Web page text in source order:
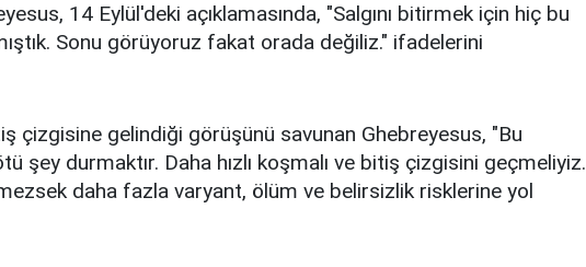
14 Eylül'deki açıklamasında, "Salgını bitirmek için hiç bu
Sonu görüyoruz fakat orada değiliz." ifadelerini
çizgisine gelindiği görüşünü savunan Ghebreyesus, "Bu
şey durmaktır. Daha hızlı koşmalı ve bitiş çizgisini geçmeliyiz.
daha fazla varyant, ölüm ve belirsizlik risklerine yol